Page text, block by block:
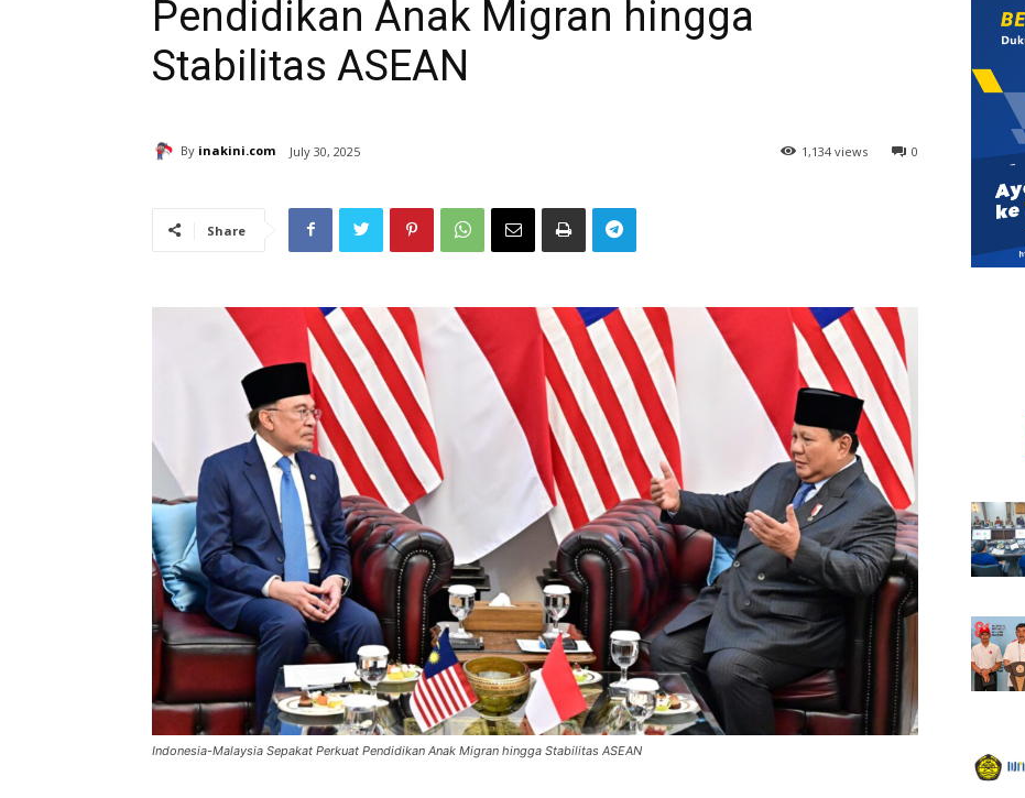
Pendidikan Anak Migran hingga
Stabilitas ASEAN
By inakini.com July 30, 2025 0
1,134 views
Share
Indonesia-Malaysia Sepakat Perkuat Pendidikan Anak Migran hingga Stabilitas ASEAN